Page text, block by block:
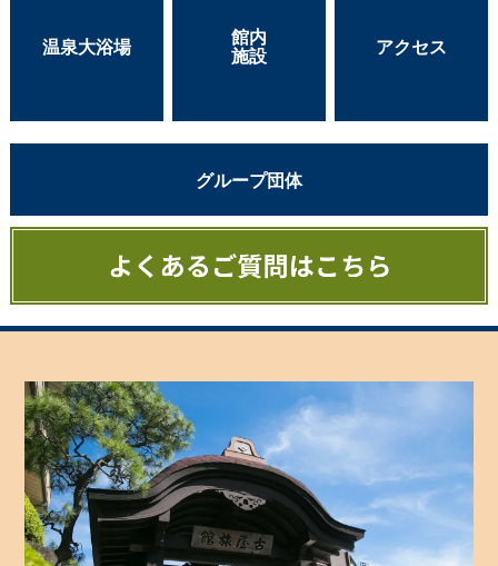
温泉大浴場
館内
施設
アクセス
グループ団体